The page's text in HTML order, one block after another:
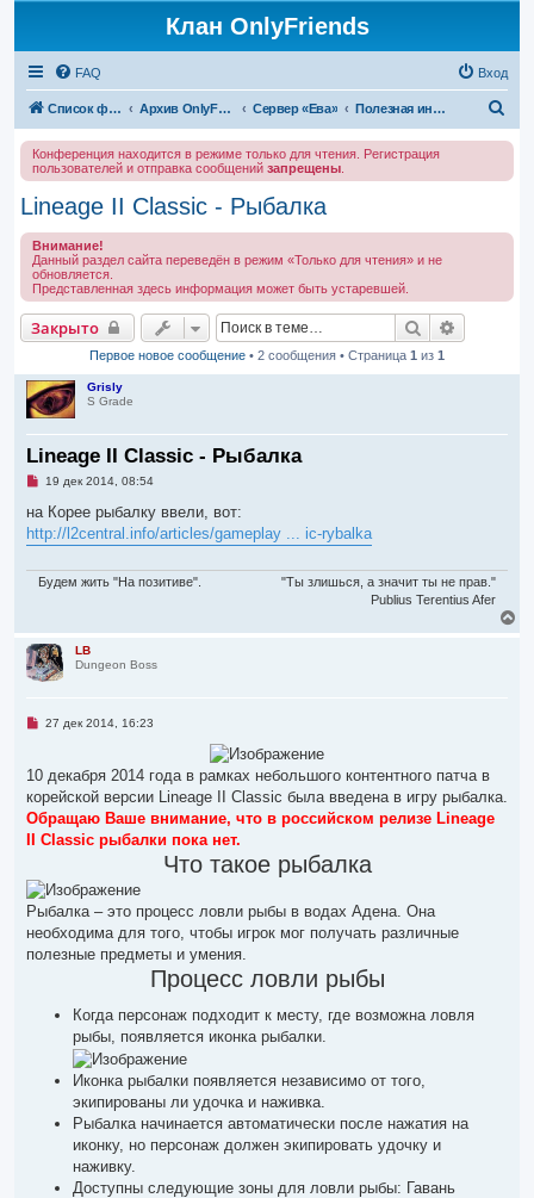
Клан OnlyFriends
FAQ Вход
Список форумов Архив OnlyFriends Сервер «Ева» Полезная информация
Конференция находится в режиме только для чтения. Регистрация
пользователей и отправка сообщений запрещены
Lineage II Classic - Рыбалка
Внимание!
Данный раздел сайта переведён в режим «Только для чтения» и не
обновляется.
Представленная здесь информация может быть устаревшей.
Закрыто Поиск
Первое новое сообщение • 2 сообщения • Страница 1 из 1
Grisly
S Grade
Lineage II Classic - Рыбалка
Н
п
о
т
о
е
с
о
щ
е
19 дек 2014, 08:54
на Корее рыбалку ввели, вот:
http://l2central.info/articles/gameplay ... ic-rybalka
Будем жить "На позитиве".
"Ты злишься, а значит ты не прав."
Publius Terentius Afer
е
LB
Dungeon Boss
Н
о
ч
и
т
а
о
е
с
о
б
27 дек 2014, 16:23
10 декабря 2014 года в рамках небольшого контентного патча в
корейской версии Lineage II Classic была введена в игру рыбалка.
Обращаю Ваше внимание, что в российском релизе Lineage
II Classic рыбалки пока нет.
Что такое рыбалка
Рыбалка – это процесс ловли рыбы в водах Адена. Она
необходима для того, чтобы игрок мог получать различные
полезные предметы и умения.
Процесс ловли рыбы
Когда персонаж подходит к месту, где возможна ловля
рыбы, появляется иконка рыбалки.
Иконка рыбалки появляется независимо от того,
экипированы ли удочка и наживка.
Рыбалка начинается автоматически после нажатия на
иконку, но персонаж должен экипировать удочку и
наживку.
Доступны следующие зоны для ловли рыбы: Гавань